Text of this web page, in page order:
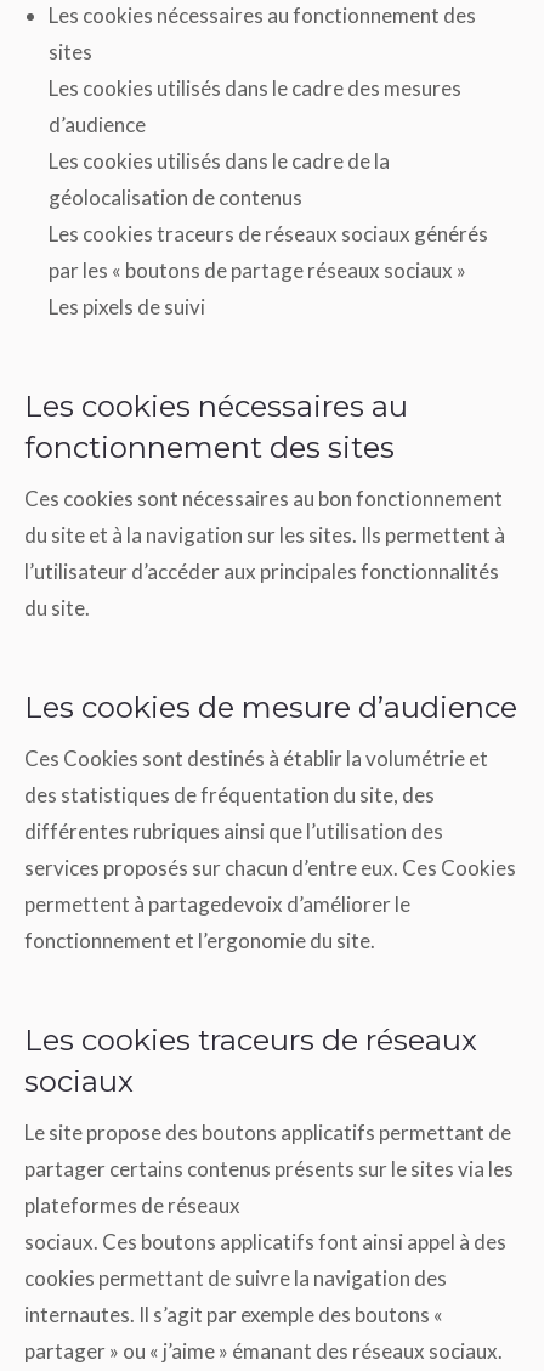
Les cookies nécessaires au fonctionnement des
sites
Les cookies utilisés dans le cadre des mesures
d’audience
Les cookies utilisés dans le cadre de la
géolocalisation de contenus
Les cookies traceurs de réseaux sociaux générés
par les « boutons de partage réseaux sociaux »
Les pixels de suivi
Les cookies nécessaires au
fonctionnement des sites
Ces cookies sont nécessaires au bon fonctionnement
du site et à la navigation sur les sites. Ils permettent à
l’utilisateur d’accéder aux principales fonctionnalités
du site.
Les cookies de mesure d’audience
Ces Cookies sont destinés à établir la volumétrie et
des statistiques de fréquentation du site, des
différentes rubriques ainsi que l’utilisation des
services proposés sur chacun d’entre eux. Ces Cookies
permettent à partagedevoix d’améliorer le
fonctionnement et l’ergonomie du site.
Les cookies traceurs de réseaux
sociaux
Le site propose des boutons applicatifs permettant de
partager certains contenus présents sur le sites via les
plateformes de réseaux
sociaux. Ces boutons applicatifs font ainsi appel à des
cookies permettant de suivre la navigation des
internautes. Il s’agit par exemple des boutons «
partager » ou « j’aime » émanant des réseaux sociaux.